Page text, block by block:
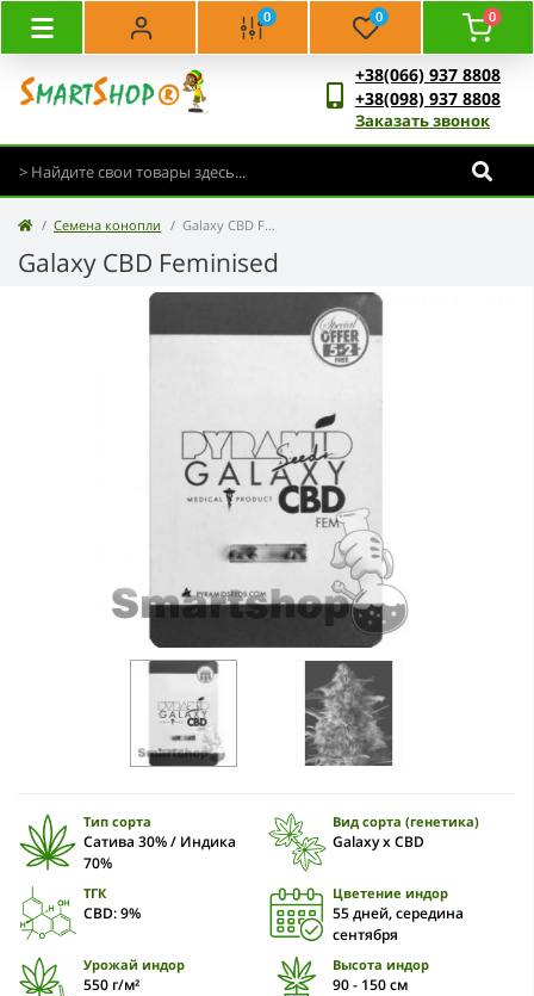
0 0 0
+38(066) 937 8808
+38(098) 937 8808
Заказать звонок
Семена конопли Galaxy CBD Feminised
Galaxy CBD Feminised
Тип сорта
Сатива 30% / Индика
70%
Вид сорта (генетика)
Galaxy x CBD
ТГК
CBD: 9%
Цветение индор
55 дней, середина
сентября
Урожай индор
550 г/м²
Высота индор
90 - 150 см